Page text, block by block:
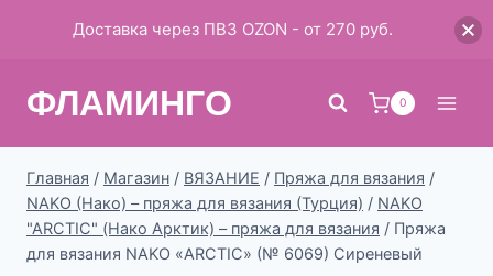
ФЛАМИНГО 0
Главная / Магазин / ВЯЗАНИЕ / Пряжа для вязания /
NAKO (Нако) – пряжа для вязания (Турция) / NAKO
"ARCTIC" (Нако Арктик) – пряжа для вязания / Пряжа
для вязания NAKO «ARCTIC» (№ 6069) Сиреневый
Доставка через ПВЗ OZON - от 270 руб.